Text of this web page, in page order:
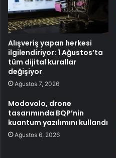
Alışveriş yapan herkesi
ilgilendiriyor: 1 Ağustos’ta
tüm dijital kurallar
değişiyor
Ağustos 7, 2026
Modovolo, drone
tasarımında BQP’nin
kuantum yazılımını kullandı
Ağustos 6, 2026